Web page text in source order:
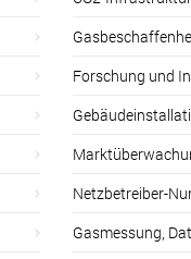
Forschung und
Netzbetreiber-
Gasmessung,